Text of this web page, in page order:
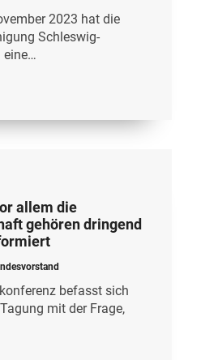
2023 hat die
Schleswig-
eine…
allem die
gehören dringend
befasst sich
mit der Frage,